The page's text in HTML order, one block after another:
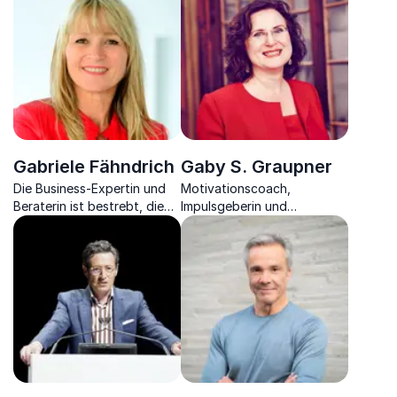
Digitalisierung und moderne
Führung
Gabriele Fähndrich
Die Business-Expertin und
Beraterin ist bestrebt, die
beste Version Ihrer selbst zu
entwickeln und diesen
Erfolg dauerhaft zu
Gaby S. Graupner
Motivationscoach,
Impulsgeberin und
erfolgreiche Mutmacherin
zeigt, wie die richtige
Motivation Verkäufe